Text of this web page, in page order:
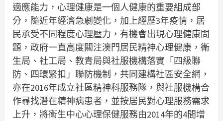
適應能力，心理健康是一個人健康的重要組成部
分，隨近年經濟急劇變化，加上經歷3年疫情，居
民承受不同程度心理壓力，有機會出現心理健康問
題，政府一直高度關注澳門居民精神心理健康，衛
生局、社工局、教青局與社服機構落實「四級聯
防、四環緊扣」聯防機制，共同建構社區安全網，
亦在2016年成立社區精神科服務隊，與社服機構合
作尋找潛在精神病患者，並按居民對心理服務需求
上升，將衛生中心心理保健服務由2014年的4間增